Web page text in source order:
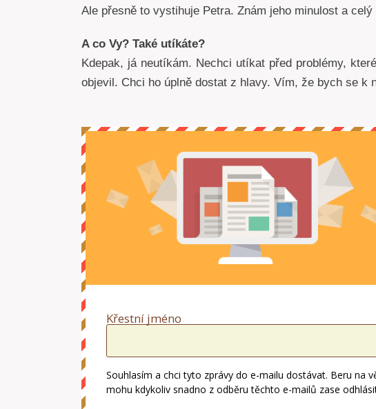
Ale přesně to vystihuje Petra. Znám jeho minulost a
A co Vy? Také utíkáte?
Kdepak, já neutíkám. Nechci utíkat před problémy,
objevil. Chci ho úplně dostat z hlavy. Vím, že bych se
Křestní jméno
Souhlasím a chci tyto zprávy do e-mailu dostávat. Beru na
mohu kdykoliv snadno z odběru těchto e-mailů zase